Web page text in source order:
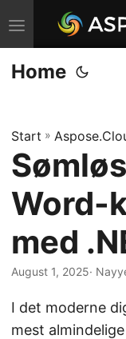
S
k
i
n
a
i
a
t
o
Home
Start »
Word-
med
August 1, 2025·
I det moderne
mest